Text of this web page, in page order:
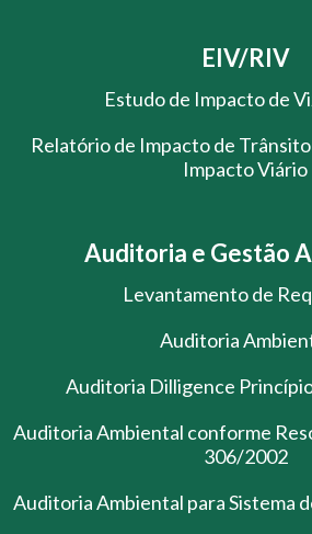
EIV/RIV
Estudo de Impacto de
Relatório de Impacto de
Impacto Viário
Auditoria e Gestão
Levantamento de
Auditoria
Auditoria Dilligence
Auditoria Ambiental conforme
306/2002
Auditoria Ambiental para Sistema